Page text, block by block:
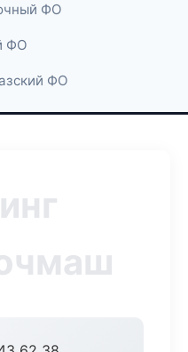
ФО
ФО
ФО